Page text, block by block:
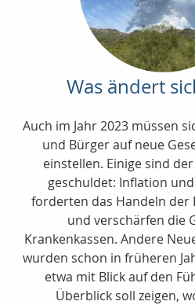
Was ändert
Auch im Jahr 2023 müssen
und Bürger auf neue
einstellen. Einige sind
geschuldet: Inflation
forderten das Handeln der
und verschärfen die
Krankenkassen. Andere
wurden schon in früheren
etwa mit Blick auf den
Überblick soll zeigen,